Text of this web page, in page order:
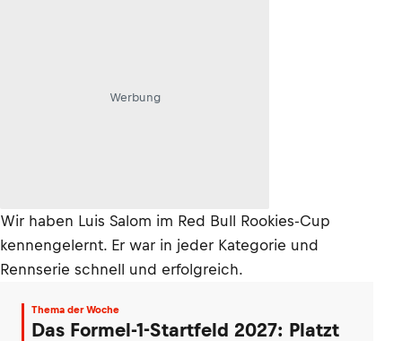
Werbung
Wir haben Luis Salom im Red Bull Rookies-Cup
kennengelernt. Er war in jeder Kategorie und
Rennserie schnell und erfolgreich.
Thema der Woche
Das Formel-1-Startfeld 2027: Platzt